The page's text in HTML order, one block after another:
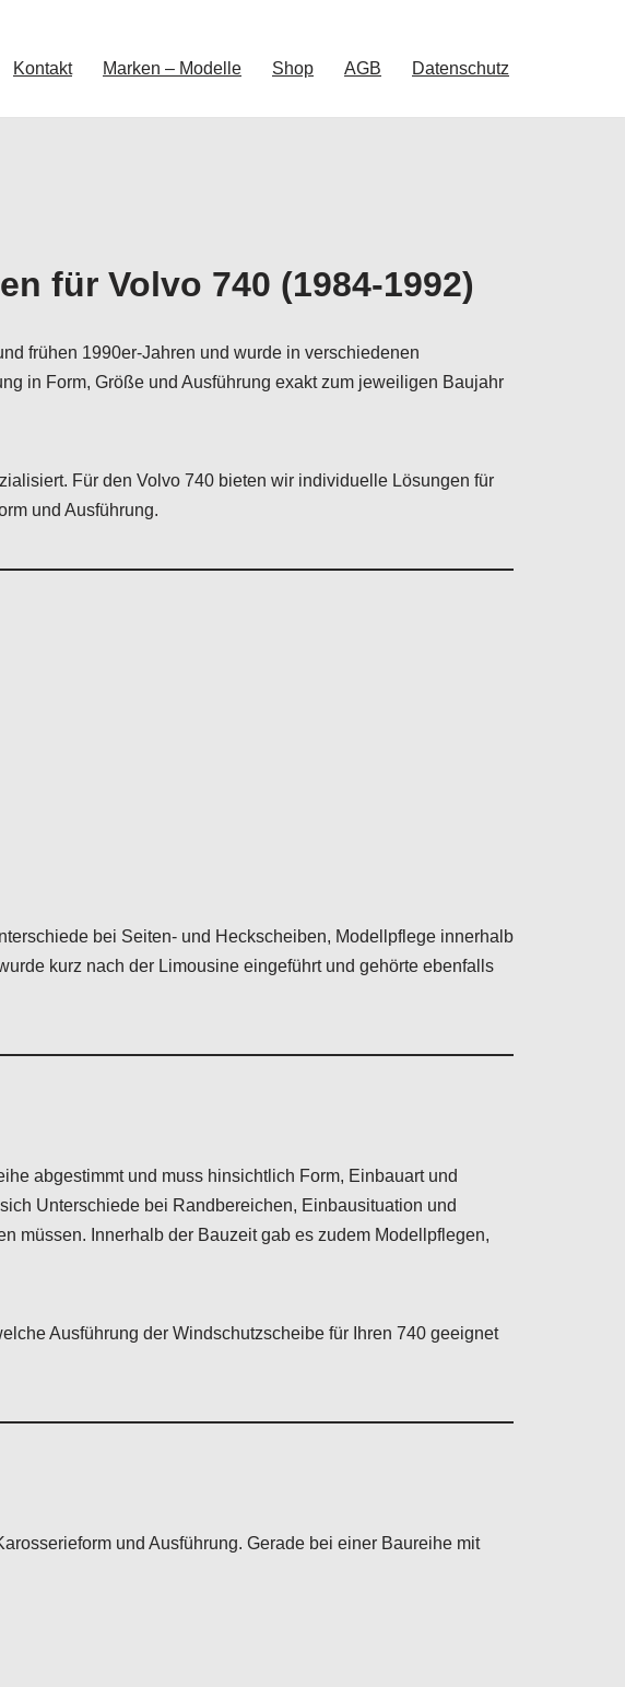
Kontakt Marken – Modelle Shop AGB Datenschutz
für Volvo 740 (1984-1992)
frühen 1990er-Jahren und wurde in verschiedenen
in Form, Größe und Ausführung exakt zum jeweiligen Baujahr
Für den Volvo 740 bieten wir individuelle Lösungen für
und Ausführung.
bei Seiten- und Heckscheiben, Modellpflege innerhalb
kurz nach der Limousine eingeführt und gehörte ebenfalls
abgestimmt und muss hinsichtlich Form, Einbauart und
Unterschiede bei Randbereichen, Einbausituation und
müssen. Innerhalb der Bauzeit gab es zudem Modellpflegen,
Ausführung der Windschutzscheibe für Ihren 740 geeignet
und Ausführung. Gerade bei einer Baureihe mit